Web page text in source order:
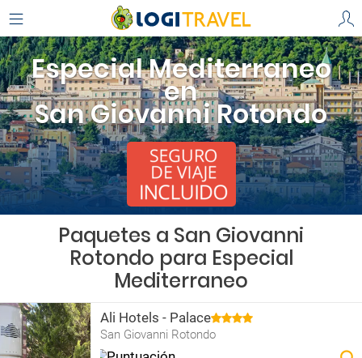
Especial Mediterraneo
en
San Giovanni Rotondo
Paquetes a San Giovanni
Rotondo para Especial
Mediterraneo
Ali Hotels - Palace
San Giovanni Rotondo